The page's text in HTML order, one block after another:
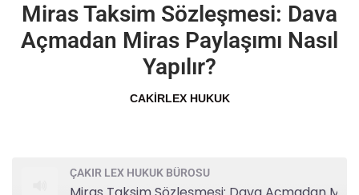
Miras Taksim Sözleşmesi: Dava
Açmadan Miras Paylaşımı Nasıl
Yapılır?
CAKIRLEX HUKUK
ÇAKIR LEX HUKUK BÜROSU